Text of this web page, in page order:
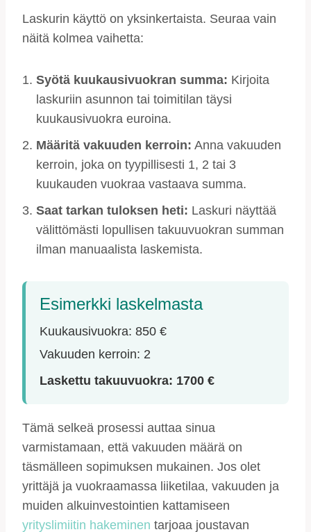
Laskurin käyttö on yksinkertaista. Seuraa vain
näitä kolmea vaihetta:
Syötä kuukausivuokran summa: Kirjoita
laskuriin asunnon tai toimitilan täysi
kuukausivuokra euroina.
Määritä vakuuden kerroin: Anna vakuuden
kerroin, joka on tyypillisesti 1, 2 tai 3
kuukauden vuokraa vastaava summa.
Saat tarkan tuloksen heti: Laskuri näyttää
välittömästi lopullisen takuuvuokran summan
ilman manuaalista laskemista.
Esimerkki laskelmasta
Kuukausivuokra: 850 €
Vakuuden kerroin: 2
Laskettu takuuvuokra: 1700 €
Tämä selkeä prosessi auttaa sinua
varmistamaan, että vakuuden määrä on
täsmälleen sopimuksen mukainen. Jos olet
yrittäjä ja vuokraamassa liiketilaa, vakuuden ja
muiden alkuinvestointien kattamiseen
yrityslimiitin hakeminen tarjoaa joustavan